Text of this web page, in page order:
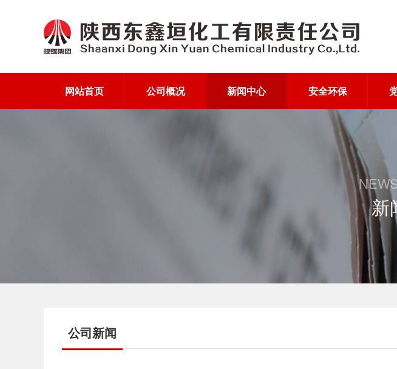
网站首页 公司概况 新闻中心 安全环保
新
公司新闻